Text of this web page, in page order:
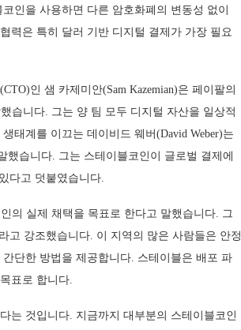
인을 사용하면 다른 암호화폐의 변동성 없이
력은 특히 달러 기반 디지털 결제가 가장 필요
인 샘 카제미안(Sam Kazemian)은 페이팔의
습니다. 그는 양 팀 모두 디지털 자산을 일상적
태계를 이끄는 데이비드 웨버(David Weber)는
습니다. 그는 스테이블코인이 글로벌 결제에
다고 덧붙였습니다.
의 실제 채택을 목표로 한다고 말했습니다. 그
고 강조했습니다. 이 지역의 많은 사람들은 안정
단한 방법을 제공합니다. 스테이블은 배포 파
표로 합니다.
는 것입니다. 지금까지 대부분의 스테이블코인